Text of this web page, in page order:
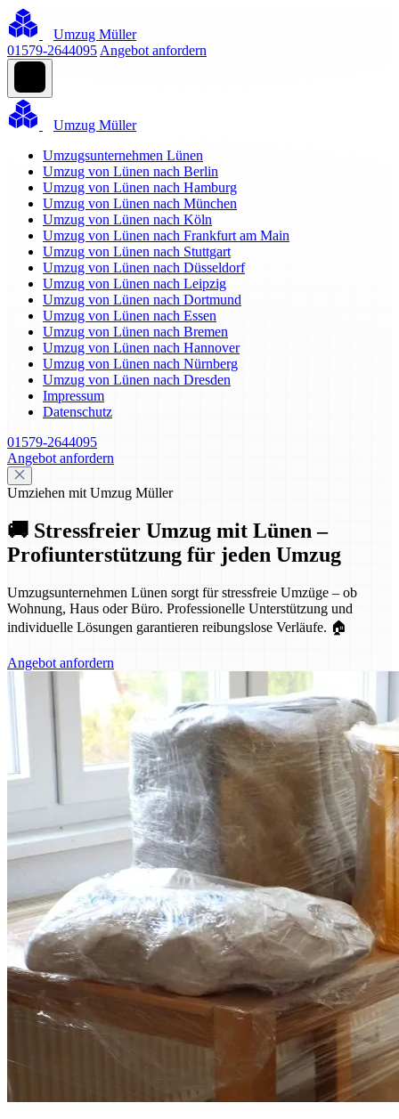
Umzug Müller
01579-2644095 Angebot anfordern
Umzug Müller
Umzugsunternehmen Lünen
Umzug von Lünen nach Berlin
Umzug von Lünen nach Hamburg
Umzug von Lünen nach München
Umzug von Lünen nach Köln
Umzug von Lünen nach Frankfurt am Main
Umzug von Lünen nach Stuttgart
Umzug von Lünen nach Düsseldorf
Umzug von Lünen nach Leipzig
Umzug von Lünen nach Dortmund
Umzug von Lünen nach Essen
Umzug von Lünen nach Bremen
Umzug von Lünen nach Hannover
Umzug von Lünen nach Nürnberg
Umzug von Lünen nach Dresden
Impressum
Datenschutz
01579-2644095
Angebot anfordern
Umziehen mit Umzug Müller
🚚 Stressfreier Umzug mit Lünen –
Profiunterstützung für jeden Umzug
Umzugsunternehmen Lünen sorgt für stressfreie Umzüge – ob
Wohnung, Haus oder Büro. Professionelle Unterstützung und
individuelle Lösungen garantieren reibungslose Verläufe. 🏠
Angebot anfordern